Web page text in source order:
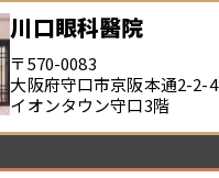
川口眼科醫院
〒570-0083
大阪府守口市京阪本通2-2-4
イオンタウン守口3階